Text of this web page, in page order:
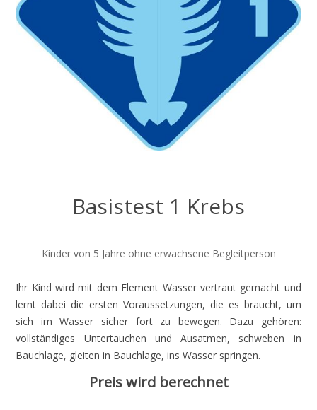
Basistest 1 Krebs
Kinder von 5 Jahre ohne erwachsene Begleitperson
Ihr Kind wird mit dem Element Wasser vertraut gemacht und
lernt dabei die ersten Voraussetzungen, die es braucht, um
sich im Wasser sicher fort zu bewegen. Dazu gehören:
vollständiges Untertauchen und Ausatmen, schweben in
Bauchlage, gleiten in Bauchlage, ins Wasser springen.
Preis wird berechnet